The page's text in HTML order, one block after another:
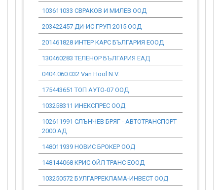
103611033 СВРАКОВ И МИЛЕВ ООД
203422457 ДИ-ИС ГРУП 2015 ООД
201461828 ИНТЕР КАРС БЪЛГАРИЯ ЕООД
130460283 ТЕЛЕНОР БЪЛГАРИЯ ЕАД
0404.060.032 Van Hool N.V.
175443651 ТОП АУТО-07 ООД
103258311 ИНЕКСПРЕС ООД
102611991 СЛЪНЧЕВ БРЯГ - АВТОТРАНСПОРТ
2000 АД
148011939 НОВИС БРОКЕР ООД
148144068 КРИС ОЙЛ ТРАНС ЕООД
103250572 БУЛГАРРЕКЛАМА-ИНВЕСТ ООД